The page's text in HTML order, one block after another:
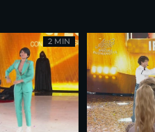
2 MIN